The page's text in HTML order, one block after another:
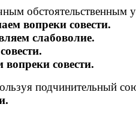
обстоятельственным
вопреки совести.
слабоволие.
совести.
подчинительный